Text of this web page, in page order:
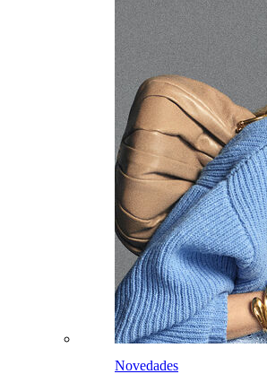
Novedades